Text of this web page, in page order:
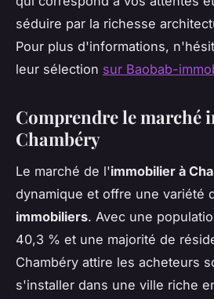
séduire par la richesse
Pour plus d'informations,
leur sélection sur Baobab-
Comprendre le marché
Chambéry
Le marché de l'immobilier à
dynamique et offre une variété
immobiliers. Avec une
40,3 % et une majorité de
Chambéry attire les acheteurs
s'installer dans une ville riche